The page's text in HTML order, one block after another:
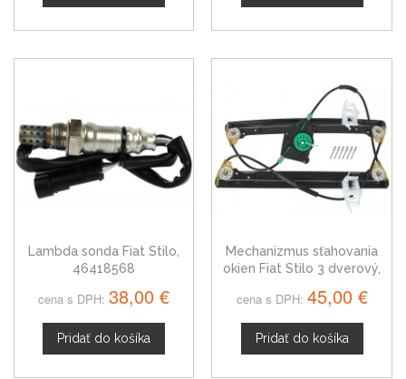
Lambda sonda Fiat Stilo,
46418568
cena s DPH: 38,00 €
Pridať do košíka
Mechanizmus sťahovania
okien Fiat Stilo 3 dverový,
cena s DPH: 45,00 €
Pridať do košíka